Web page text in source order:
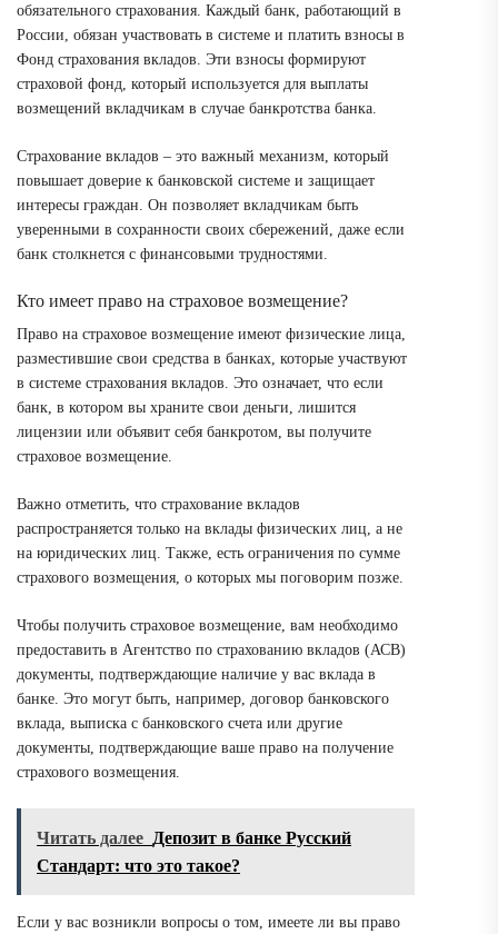
обязательного страхования. Каждый банк, работающий в
России, обязан участвовать в системе и платить взносы в
Фонд страхования вкладов. Эти взносы формируют
страховой фонд, который используется для выплаты
возмещений вкладчикам в случае банкротства банка.
Страхование вкладов – это важный механизм, который
повышает доверие к банковской системе и защищает
интересы граждан. Он позволяет вкладчикам быть
уверенными в сохранности своих сбережений, даже если
банк столкнется с финансовыми трудностями.
Кто имеет право на страховое возмещение?
Право на страховое возмещение имеют физические лица,
разместившие свои средства в банках, которые участвуют
в системе страхования вкладов. Это означает, что если
банк, в котором вы храните свои деньги, лишится
лицензии или объявит себя банкротом, вы получите
страховое возмещение.
Важно отметить, что страхование вкладов
распространяется только на вклады физических лиц, а не
на юридических лиц. Также, есть ограничения по сумме
страхового возмещения, о которых мы поговорим позже.
Чтобы получить страховое возмещение, вам необходимо
предоставить в Агентство по страхованию вкладов (АСВ)
документы, подтверждающие наличие у вас вклада в
банке. Это могут быть, например, договор банковского
вклада, выписка с банковского счета или другие
документы, подтверждающие ваше право на получение
страхового возмещения.
Читать далее Депозит в банке Русский
Стандарт: что это такое?
Если у вас возникли вопросы о том, имеете ли вы право